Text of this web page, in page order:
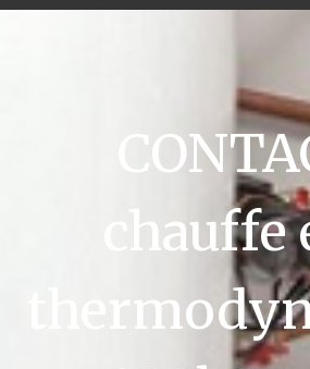
chauffe